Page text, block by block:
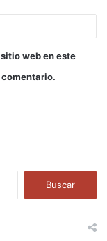
web en este
comentario.